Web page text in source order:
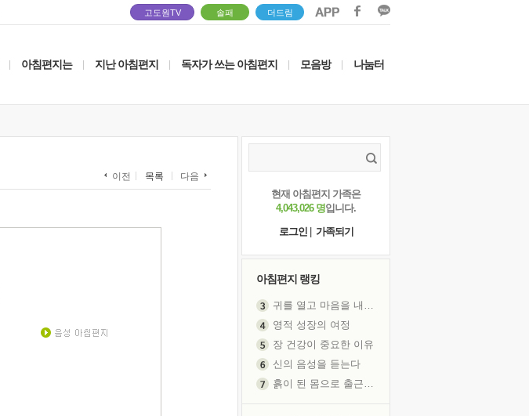
고도원TV 솔패 더드림
아침편지는 지난 아침편지 독자가 쓰는 아침편지 모음방 나눔터
이전 목록 다음
현재 아침편지 가족은
4,043,026 명입니다.
로그인
가족되기
아침편지 랭킹
귀를 열고 마음을 내어주고
영적 성장의 여정
장 건강이 중요한 이유
신의 음성을 듣는다
흙이 된 몸으로 출근하는 여자